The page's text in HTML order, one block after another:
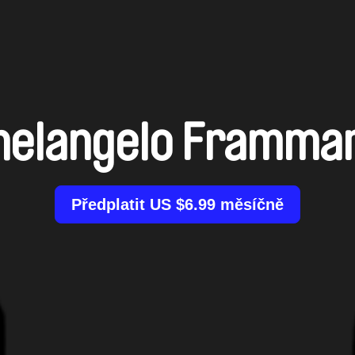
Předplatit US $6.99 měsíčně